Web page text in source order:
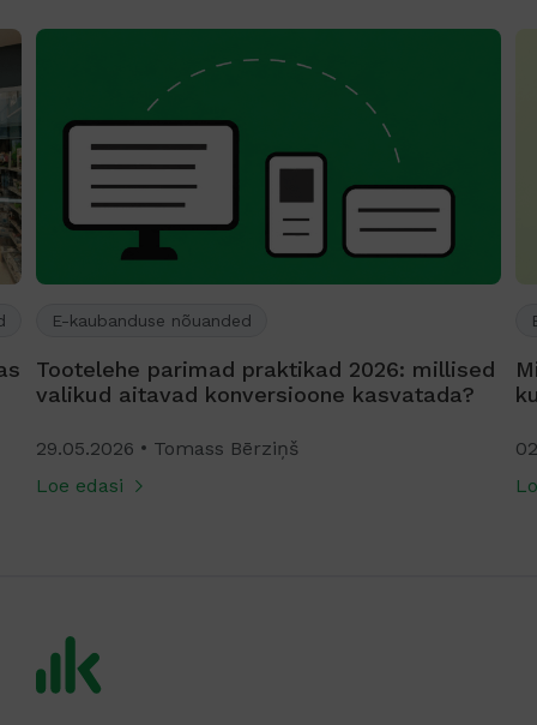
E-kaubanduse nõuanded
Tootelehe parimad praktikad 2026: millised
valikud aitavad konversioone kasvatada?
29.05.2026
Tomass Bērziņš
Loe edasi